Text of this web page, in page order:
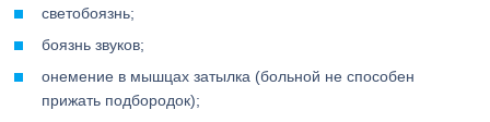
светобоязнь;
боязнь звуков;
онемение в мышцах затылка (больной не способен
прижать подбородок);